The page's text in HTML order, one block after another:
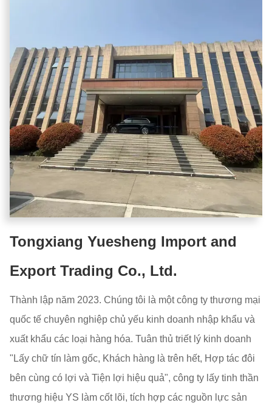
Tongxiang Yuesheng Import and
Export Trading Co., Ltd.
Thành lập năm 2023. Chúng tôi là một công ty thương mại
quốc tế chuyên nghiệp chủ yếu kinh doanh nhập khẩu và
xuất khẩu các loại hàng hóa. Tuân thủ triết lý kinh doanh
"Lấy chữ tín làm gốc, Khách hàng là trên hết, Hợp tác đôi
bên cùng có lợi và Tiện lợi hiệu quả", công ty lấy tinh thần
thương hiệu YS làm cốt lõi, tích hợp các nguồn lực sản